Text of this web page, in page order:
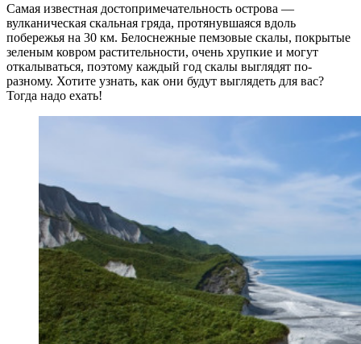
Самая известная достопримечательность острова —
вулканическая скальная гряда, протянувшаяся вдоль
побережья на 30 км. Белоснежные пемзовые скалы, покрытые
зеленым ковром растительности, очень хрупкие и могут
откалываться, поэтому каждый год скалы выглядят по-
разному. Хотите узнать, как они будут выглядеть для вас?
Тогда надо ехать!